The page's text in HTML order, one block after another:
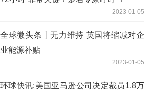
2023-01-05
全球微头条丨无力维持 英国将缩减对企
业能源补贴
2023-01-05
环球快讯:美国亚马逊公司决定裁员1.8万